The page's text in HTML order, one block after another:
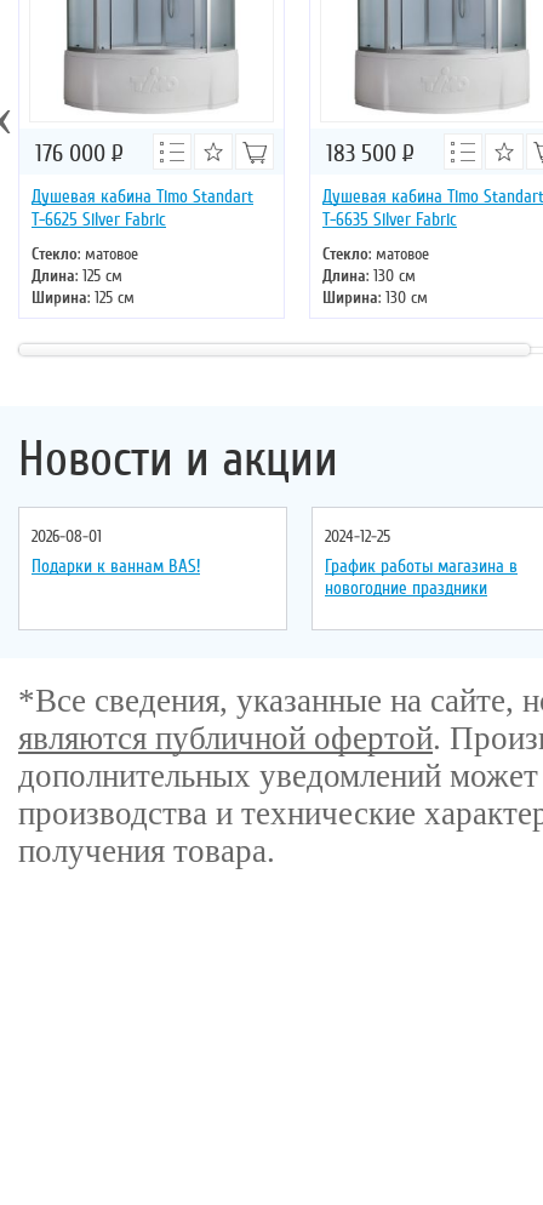
Душевая кабина Timo Standart
Т-6625 Silver Fabric
Стекло: матовое
Длина: 125 см
Ширина: 125 см
Высота: 220 см
Форма: четверть круга
Двери: раздвижные
176 000 Р
Душевая кабина Timo Standart
Т-6635 Silver Fabric
Стекло: матовое
Длина: 130 см
Ширина: 130 см
Высота: 220 см
Форма: четверть круга
Двери: раздвижные
183 500 Р
Новости и акции
2026-08-01
Подарки к ваннам BAS!
2024-12-25
График работы магазина в
новогодние праздники
*Все сведения, указанные на
являются публичной офертой.
дополнительных уведомлений
производства и технические
получения товара.